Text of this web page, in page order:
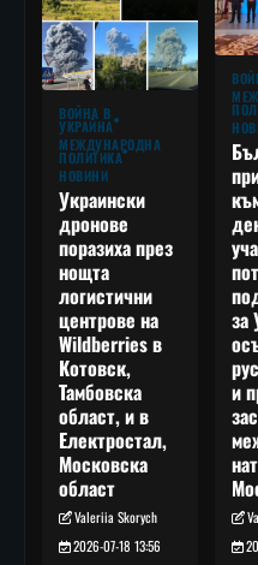
ВОЙНА В
УКРАЙНА
МЕЖДУНАРОДНА
ПОЛИТИКА
НОВИНИ
Украински
дронове
поразиха през
нощта
логистични
центрове на
Wildberries в
Котовск,
Тамбовска
област, и в
Електростал,
Московска
област
Valeriia Skorych
2026-07-18 13:56
за
и